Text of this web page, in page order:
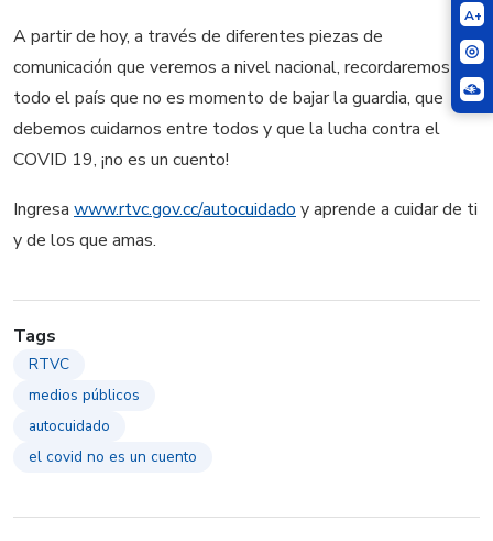
A+
A partir de hoy, a través de diferentes piezas de
comunicación que veremos a nivel nacional, recordaremos a
todo el país que no es momento de bajar la guardia, que
debemos cuidarnos entre todos y que la lucha contra el
COVID 19, ¡no es un cuento!
Ingresa www.rtvc.gov.cc/autocuidadoy aprende a cuidar de ti
y de los que amas.
Tags
RTVC
medios públicos
autocuidado
el covid no es un cuento